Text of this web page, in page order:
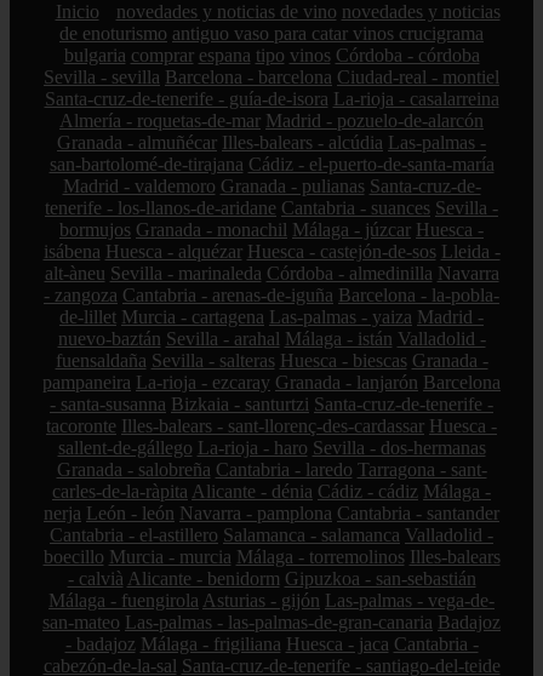
Inicio novedades y noticias de vino novedades y noticias
de enoturismo antiguo vaso para catar vinos crucigrama
bulgaria comprar espana tipo vinos Córdoba - córdoba
Sevilla - sevilla Barcelona - barcelona Ciudad-real - montiel
Santa-cruz-de-tenerife - guía-de-isora La-rioja - casalarreina
Almería - roquetas-de-mar Madrid - pozuelo-de-alarcón
Granada - almuñécar Illes-balears - alcúdia Las-palmas -
san-bartolomé-de-tirajana Cádiz - el-puerto-de-santa-maría
Madrid - valdemoro Granada - pulianas Santa-cruz-de-
tenerife - los-llanos-de-aridane Cantabria - suances Sevilla -
bormujos Granada - monachil Málaga - júzcar Huesca -
isábena Huesca - alquézar Huesca - castejón-de-sos Lleida -
alt-àneu Sevilla - marinaleda Córdoba - almedinilla Navarra
- zangoza Cantabria - arenas-de-iguña Barcelona - la-pobla-
de-lillet Murcia - cartagena Las-palmas - yaiza Madrid -
nuevo-baztán Sevilla - arahal Málaga - istán Valladolid -
fuensaldaña Sevilla - salteras Huesca - biescas Granada -
pampaneira La-rioja - ezcaray Granada - lanjarón Barcelona
- santa-susanna Bizkaia - santurtzi Santa-cruz-de-tenerife -
tacoronte Illes-balears - sant-llorenç-des-cardassar Huesca -
sallent-de-gállego La-rioja - haro Sevilla - dos-hermanas
Granada - salobreña Cantabria - laredo Tarragona - sant-
carles-de-la-ràpita Alicante - dénia Cádiz - cádiz Málaga -
nerja León - león Navarra - pamplona Cantabria - santander
Cantabria - el-astillero Salamanca - salamanca Valladolid -
boecillo Murcia - murcia Málaga - torremolinos Illes-balears
- calvià Alicante - benidorm Gipuzkoa - san-sebastián
Málaga - fuengirola Asturias - gijón Las-palmas - vega-de-
san-mateo Las-palmas - las-palmas-de-gran-canaria Badajoz
- badajoz Málaga - frigiliana Huesca - jaca Cantabria -
cabezón-de-la-sal Santa-cruz-de-tenerife - santiago-del-teide